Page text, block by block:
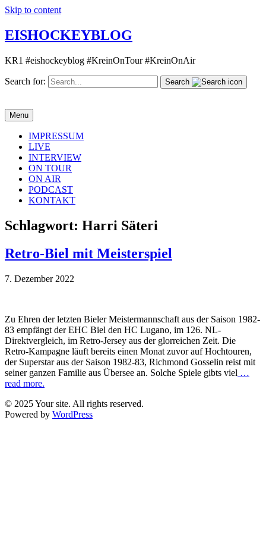
Skip to content
EISHOCKEYBLOG
KR1 #eishockeyblog #KreinOnTour #KreinOnAir
Search for: Search
Menu
IMPRESSUM
LIVE
INTERVIEW
ON TOUR
ON AIR
PODCAST
KONTAKT
Schlagwort: Harri Säteri
Retro-Biel mit Meisterspiel
7. Dezember 2022
Zu Ehren der letzten Bieler Meistermannschaft aus der Saison 1982-
83 empfängt der EHC Biel den HC Lugano, im 126. NL-
Direktvergleich, im Retro-Jersey aus der glorreichen Zeit. Die
Retro-Kampagne läuft bereits einen Monat zuvor auf Hochtouren,
der Superstar aus der Saison 1982-83, Richmond Gosselin reist mit
seiner ganzen Familie aus Übersee an. Solche Spiele gibts viel …
read more.
© 2025 Your site. All rights reserved.
Powered by WordPress